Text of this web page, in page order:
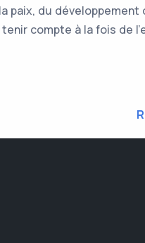
paix, du
compte à la fois de